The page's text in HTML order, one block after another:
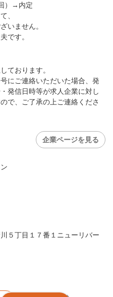
）→内定
、
いません。
です。
ております。
にご連絡いただいた場合、発
発信日時等が求人企業に対し
で、ご了承の上ご連絡くださ
企業ページを見る
５丁目１７番１ニューリバー